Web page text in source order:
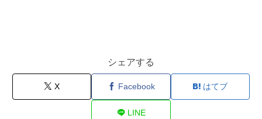
シェアする
X Facebook はてブ
LINE